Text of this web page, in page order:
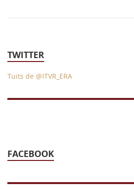
41 Semana (2012)
40 Semana (2011)
TWITTER
Tuits de @ITVR_ERA
FACEBOOK